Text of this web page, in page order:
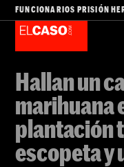
FUNCIONARIOS PRISIÓN
Hallan un
marihuana
plantación
escopeta y